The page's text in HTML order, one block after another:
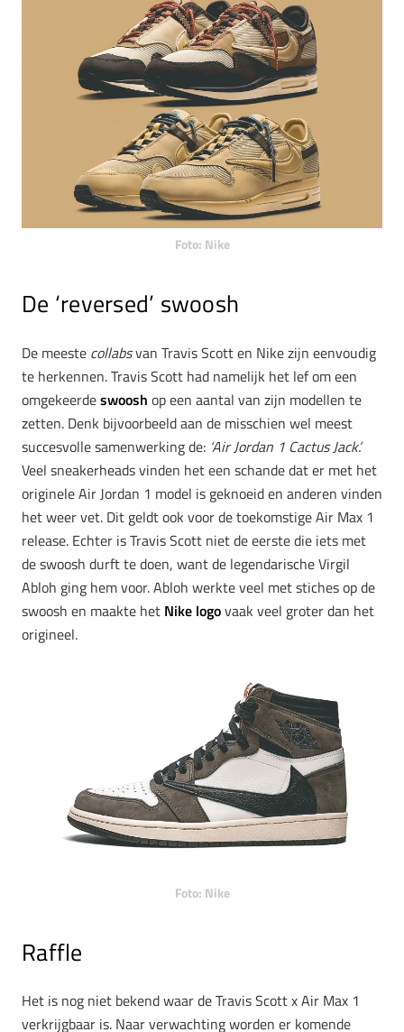
Foto: Nike
De ‘reversed’ swoosh
De meeste collabsvan Travis Scott en Nike zijn eenvoudig
te herkennen. Travis Scott had namelijk het lef om een
omgekeerdeswoosh op een aantal van zijn modellen te
zetten. Denk bijvoorbeeld aan de misschien wel meest
succesvolle samenwerking de: ‘Air Jordan 1 Cactus Jack’.
Veel sneakerheads vinden het een schande dat er met het
originele Air Jordan 1 model is geknoeid en anderen vinden
het weer vet. Dit geldt ook voor de toekomstige Air Max 1
release. Echter is Travis Scott niet de eerste die iets met
de swoosh durft te doen, want de legendarische Virgil
Abloh ging hem voor. Abloh werkte veel met stiches op de
swoosh en maakte het Nike logovaak veel groter dan het
origineel.
Foto: Nike
Raffle
Het is nog niet bekend waar de Travis Scott x Air Max 1
verkrijgbaar is. Naar verwachting worden er komende